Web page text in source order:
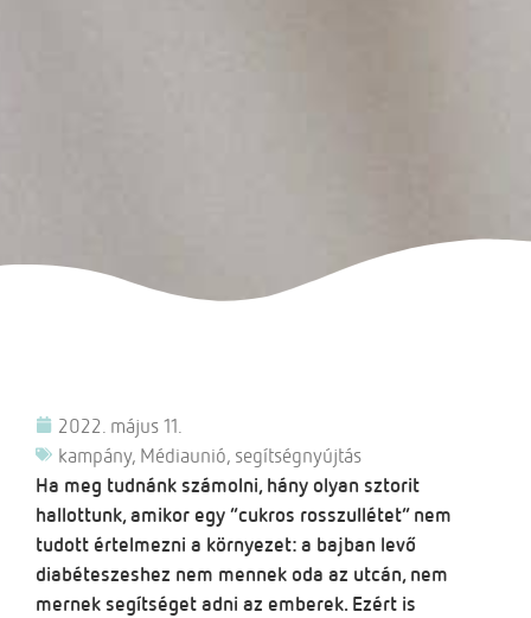
2022. május 11.
kampány, Médiaunió, segítségnyújtás
Ha meg tudnánk számolni, hány olyan sztorit
hallottunk, amikor egy “cukros rosszullétet” nem
tudott értelmezni a környezet: a bajban levő
diabéteszeshez nem mennek oda az utcán, nem
mernek segítséget adni az emberek. Ezért is